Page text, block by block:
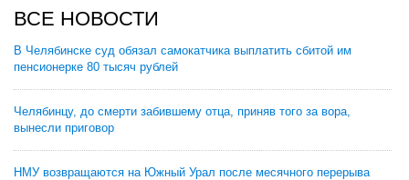
ВСЕ НОВОСТИ
В Челябинске суд обязал самокатчика выплатить сбитой им
пенсионерке 80 тысяч рублей
Челябинцу, до смерти забившему отца, приняв того за вора,
вынесли приговор
НМУ возвращаются на Южный Урал после месячного перерыва